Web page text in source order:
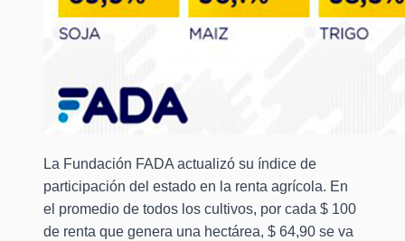
La Fundación FADA actualizó su índice de
participación del estado en la renta agrícola. En
el promedio de todos los cultivos, por cada $ 100
de renta que genera una hectárea, $ 64,90 se va